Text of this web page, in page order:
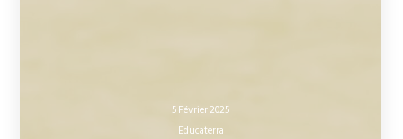
5 Février 2025
Educaterra